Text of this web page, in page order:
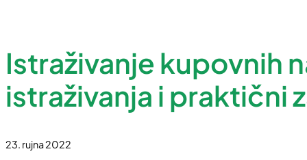
Istraživanje kupovnih
istraživanja i praktični
23. rujna 2022